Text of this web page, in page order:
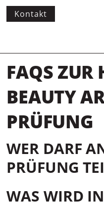
Kontakt
FAQS ZUR
BEAUTY
PRÜFUNG
WER DARF
PRÜFUNG
WAS WIRD